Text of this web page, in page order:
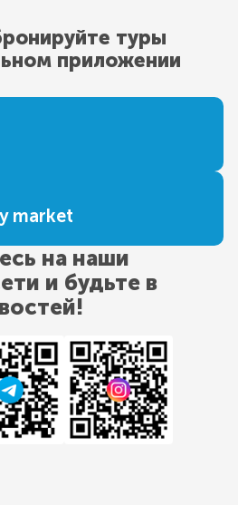
туры
приложении
market
на наши
и будьте в